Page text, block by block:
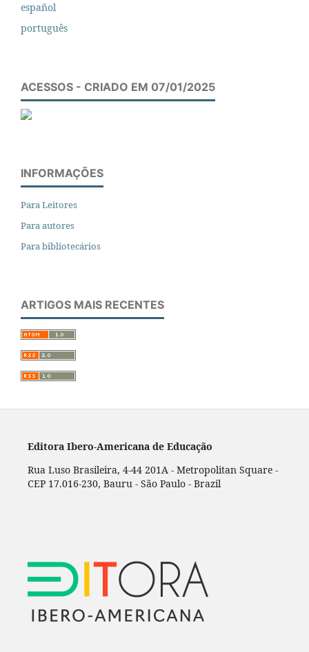
español
português
ACESSOS - CRIADO EM 07/01/2025
INFORMAÇÕES
Para Leitores
Para autores
Para bibliotecários
ARTIGOS MAIS RECENTES
Editora Ibero-Americana de Educação
Rua Luso Brasileira, 4-44 201A - Metropolitan Square -
CEP 17.016-230, Bauru - São Paulo - Brazil